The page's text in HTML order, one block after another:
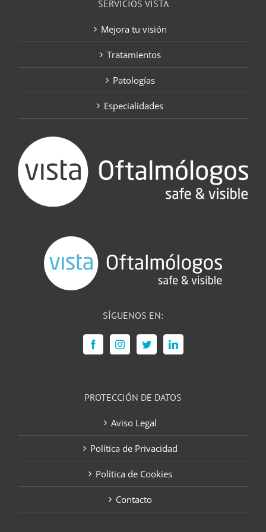
SERVICIOS VISTA
Mejora tu visión
Tratamientos
Patologías
Especialidades
SÍGUENOS EN:
PROTECCIÓN DE DATOS
Aviso Legal
Política de Privacidad
Política de Cookies
Contacto